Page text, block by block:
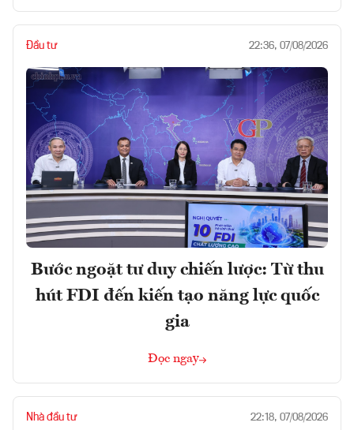
Đầu tư 22:36, 07/08/2026
Bước ngoặt tư duy chiến lược: Từ thu
hút FDI đến kiến tạo năng lực quốc
gia
Đọc ngay
Nhà đầu tư 22:18, 07/08/2026